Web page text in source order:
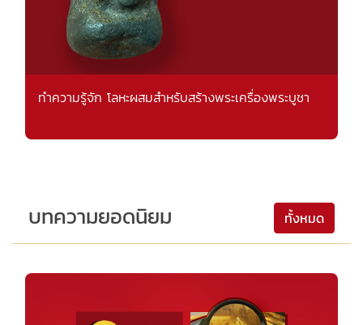
ทำความรู้จัก โลหะผสมสำหรับสร้างพระเครื่องพระบูชา
บทความยอดนิยม ทั้งหมด